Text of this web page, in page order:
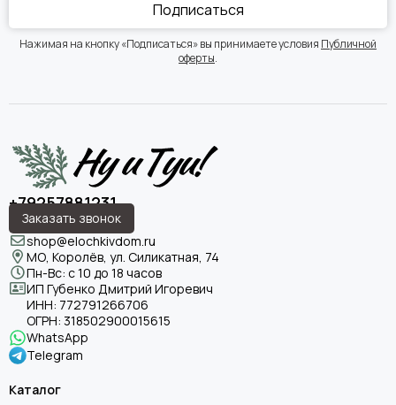
Подписаться
Нажимая на кнопку «Подписаться» вы принимаете условия Публичной
оферты.
+79257881231
Заказать звонок
shop@elochkivdom.ru
МО, Королёв, ул. Силикатная, 74
Пн-Вс: с 10 до 18 часов
ИП Губенко Дмитрий Игоревич
ИНН: 772791266706
ОГРН: 318502900015615
WhatsApp
Telegram
Каталог